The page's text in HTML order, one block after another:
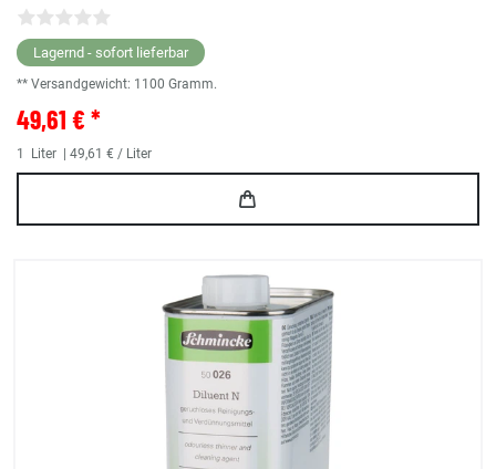
Lagernd - sofort lieferbar
** Versandgewicht: 1100 Gramm.
49,61 € *
1 Liter | 49,61 € / Liter